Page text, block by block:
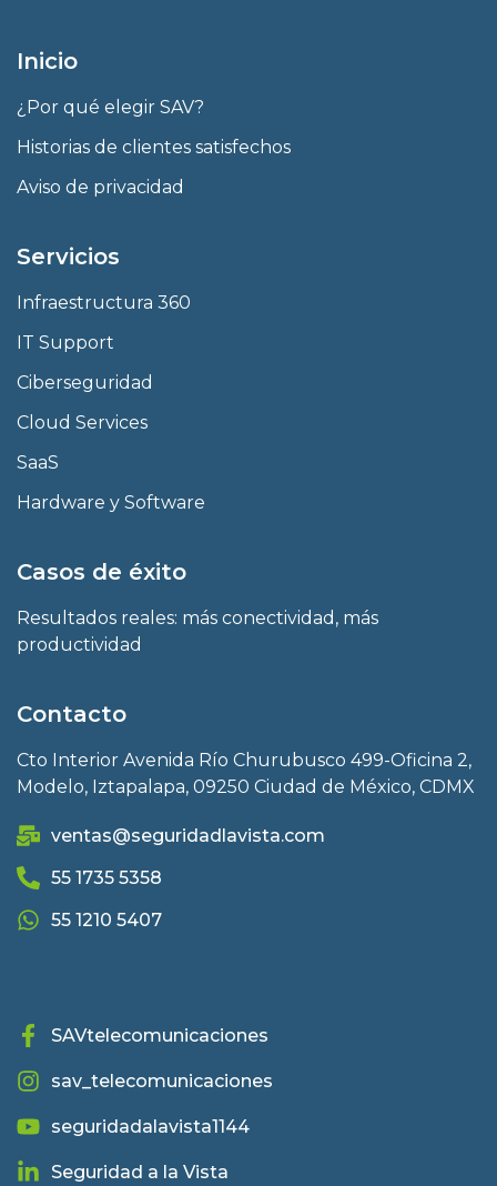
Inicio
¿Por qué elegir SAV?
Historias de clientes satisfechos
Aviso de privacidad
Servicios
Infraestructura 360
IT Support
Ciberseguridad
Cloud Services
SaaS
Hardware y Software
Casos de éxito
Resultados reales: más conectividad, más
productividad
Contacto
Cto Interior Avenida Río Churubusco 499-Oficina 2,
Modelo, Iztapalapa, 09250 Ciudad de México, CDMX
ventas@seguridadlavista.com
55 1735 5358
55 1210 5407
SAVtelecomunicaciones
sav_telecomunicaciones
seguridadalavista1144
Seguridad a la Vista